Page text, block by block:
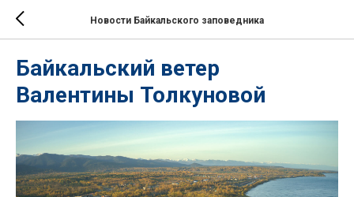
Новости Байкальского заповедника
Байкальский ветер
Валентины Толкуновой